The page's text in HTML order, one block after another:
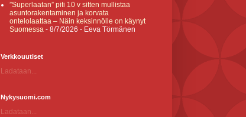
”Superlaatan” piti 10 v sitten mullistaa
asuntorakentaminen ja korvata
ontelolaattaa – Näin keksinnölle on käynyt
Suomessa - 8/7/2026 - Eeva Törmänen
Verkkouutiset
Ladataan...
Nykysuomi.com
Ladataan...